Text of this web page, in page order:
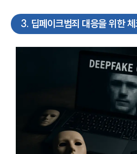
고객후기
업무분야
스포츠엔터테인먼트
전체
구성원 소개
엔터테인먼트전문
3. 딥페이크범죄 대응을 위한